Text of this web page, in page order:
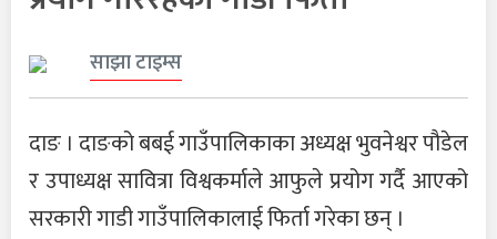
साझा टाइम्स
दाङ । दाङको बबई गाउँपालिकाका अध्यक्ष भुवनेश्वर पौडेल
र उपाध्यक्ष सावित्रा विश्वकर्माले आफुले प्रयोग गर्दै आएको
सरकारी गाडी गाउँपालिकालाई फिर्ता गरेका छन् ।